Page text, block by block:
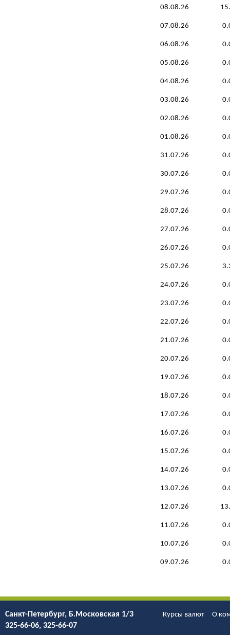
08.08.26
07.08.26
06.08.26
05.08.26
04.08.26
03.08.26
02.08.26
01.08.26
31.07.26
30.07.26
29.07.26
28.07.26
27.07.26
26.07.26
25.07.26
24.07.26
23.07.26
22.07.26
21.07.26
20.07.26
19.07.26
18.07.26
17.07.26
16.07.26
15.07.26
14.07.26
13.07.26
12.07.26
11.07.26
10.07.26
09.07.26
Санкт-Петербург, Б.Моcковская 1/3
325-66-06, 325-66-07
Курсы валют О